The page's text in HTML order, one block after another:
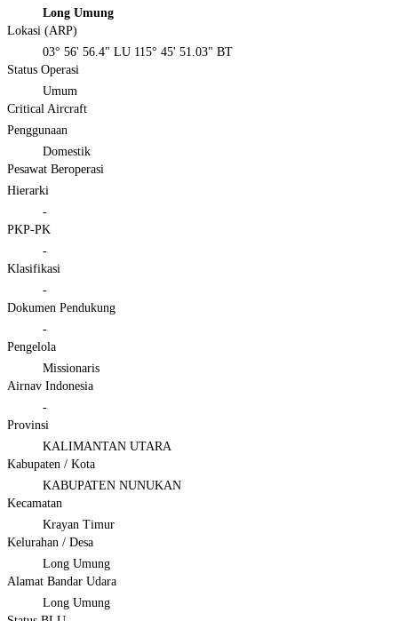
Long Umung
Lokasi (ARP)
03° 56' 56.4" LU 115° 45' 51.03" BT
Status Operasi
Umum
Critical Aircraft
Penggunaan
Domestik
Pesawat Beroperasi
Hierarki
-
PKP-PK
-
Klasifikasi
-
Dokumen Pendukung
-
Pengelola
Missionaris
Airnav Indonesia
-
Provinsi
KALIMANTAN UTARA
Kabupaten / Kota
KABUPATEN NUNUKAN
Kecamatan
Krayan Timur
Kelurahan / Desa
Long Umung
Alamat Bandar Udara
Long Umung